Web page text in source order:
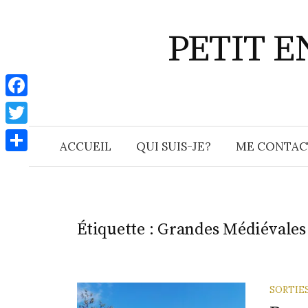
PETIT
ACCUEIL QUI SUIS-JE? ME
Étiquette : Grandes Médiévales
F
a
c
T
w